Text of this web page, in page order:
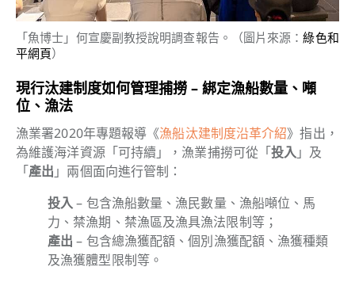
「魚博士」何宣慶副教授說明調查報告。（圖片來源：綠色和
平網頁）
現行汰建制度如何管理捕撈 – 綁定漁船數量、噸
位、漁法
漁業署2020年專題報導《漁船汰建制度沿革介紹》指出，
為維護海洋資源「可持續」，漁業捕撈可從「投入」及
「產出 」兩個面向進行管制：
投入– 包含漁船數量、漁民數量、漁船噸位、馬
力、禁漁期、禁漁區及漁具漁法限制等；
產出 – 包含總漁獲配額、個別漁獲配額、漁獲種類
及漁獲體型限制等。